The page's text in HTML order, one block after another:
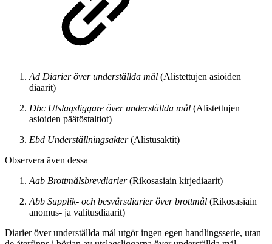
Ad Diarier över underställda mål (Alistettujen asioiden
diaarit)
Dbc Utslagsliggare över underställda mål (Alistettujen
asioiden päätöstaltiot)
Ebd Underställningsakter(Alistusaktit)
Observera även dessa
Aab Brottmålsbrevdiarier(Rikosasiain kirjediaarit)
Abb Supplik- och besvärsdiarier över brottmål (Rikosasiain
anomus- ja valitusdiaarit)
Diarier över underställda mål utgör ingen egen handlingsserie, utan